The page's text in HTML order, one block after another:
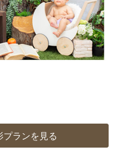
プランを見る